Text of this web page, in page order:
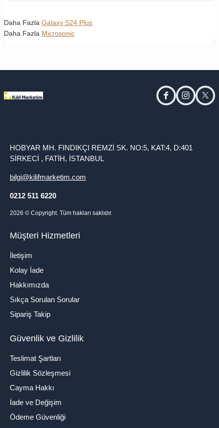
Daha Fazla Galaxy S24 Plus
Daha Fazla Microsonic
facebookinstagram
HOBYAR MH. FINDIKÇI REMZİ SK. NO:5, KAT:4, D:401
SİRKECİ , FATİH, İSTANBUL
bilgi@kilifmarketim.com
0212 511 6220
2026 © Copyright. Tüm hakları saklıdır.
Müşteri Hizmetleri
İletişim
Kolay İade
Hakkımızda
Sıkça Sorulan Sorular
Sipariş Takip
Güvenlik ve Gizlilik
Teslimat Şartları
Gizlilik Sözleşmesi
Cayma Hakkı
İade ve Değişim
Ödeme Güvenliği